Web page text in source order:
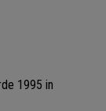
1995 in